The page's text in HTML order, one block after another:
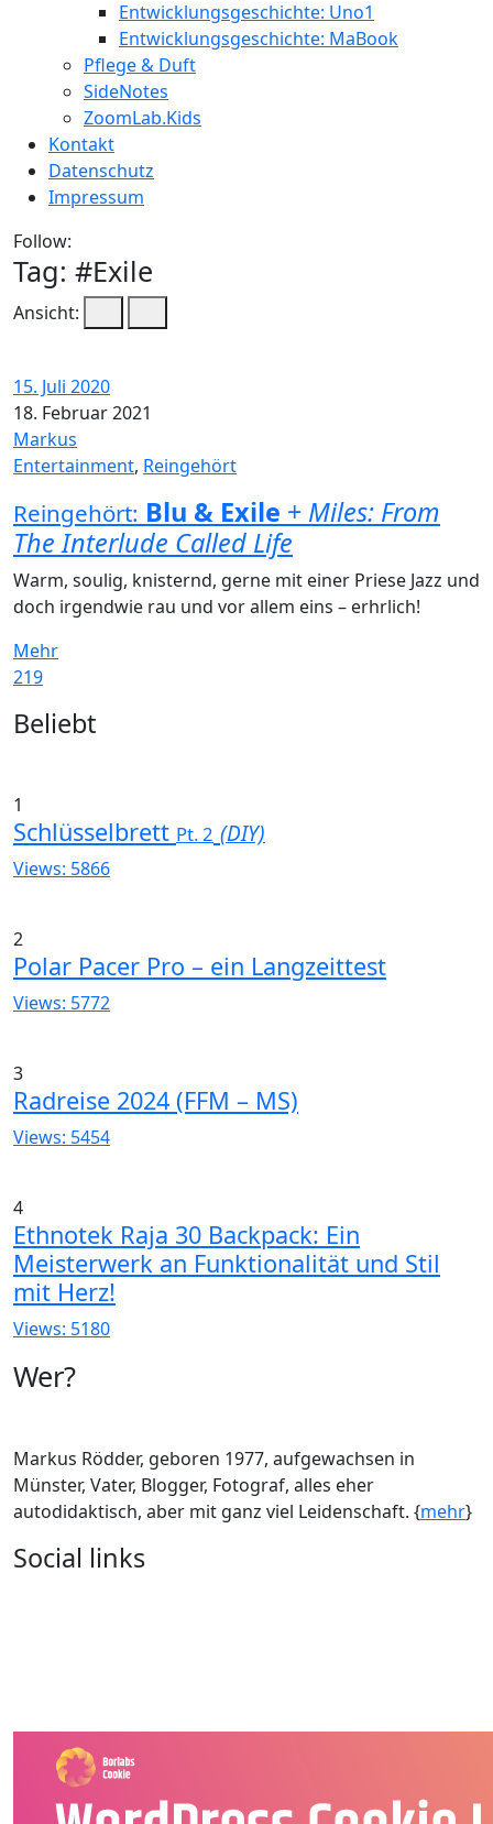
Entwicklungsgeschichte: Uno1
Entwicklungsgeschichte: MaBook
Pflege & Duft
SideNotes
ZoomLab.Kids
Kontakt
Datenschutz
Impressum
Follow:
Tag: #Exile
Ansicht:
15. Juli 2020
18. Februar 2021
Markus
Entertainment, Reingehört
Reingehört: Blu & Exile + Miles: From
The Interlude Called Life
Warm, soulig, knisternd, gerne mit einer Priese Jazz und
doch irgendwie rau und vor allem eins – erhrlich!
Mehr
219
Widgets
Beliebt
1
Schlüsselbrett Pt. 2 (DIY)
Views: 5866
2
Polar Pacer Pro – ein Langzeittest
Views: 5772
3
Radreise 2024 (FFM – MS)
Views: 5454
4
Ethnotek Raja 30 Backpack: Ein
Meisterwerk an Funktionalität und Stil
mit Herz!
Views: 5180
Wer?
Markus Rödder, geboren 1977, aufgewachsen in
Münster, Vater, Blogger, Fotograf, alles eher
autodidaktisch, aber mit ganz viel Leidenschaft. {mehr}
Social links